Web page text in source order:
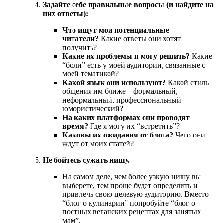
Задайте себе правильные вопросы (и найдите на
них ответы):
Что ищут мои потенциальные
читатели? Какие ответы они хотят
получить?
Какие их проблемы я могу решить? Какие
“боли” есть у моей аудитории, связанные с
моей тематикой?
Какой язык они используют? Какой стиль
общения им ближе – формальный,
неформальный, профессиональный,
юмористический?
На каких платформах они проводят
время? Где я могу их “встретить”?
Каковы их ожидания от блога? Чего они
ждут от моих статей?
Не бойтесь сужать нишу.
На самом деле, чем более узкую нишу вы
выберете, тем проще будет определить и
привлечь свою целевую аудиторию. Вместо
“блог о кулинарии” попробуйте “блог о
постных веганских рецептах для занятых
мам”.